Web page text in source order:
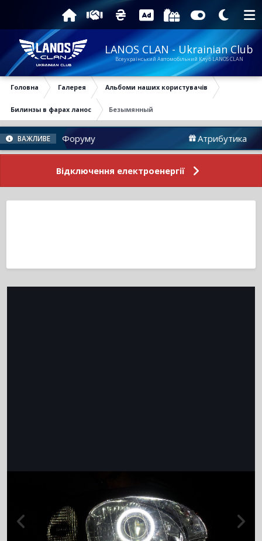
LANOS CLAN - Ukrainian Club
Всеукраїнський Автомобільний Клуб LANOS CLAN
Головна Галерея Альбоми наших користувачів
Билинзы в фарах ланос Безымянный
ВАЖЛИВЕ
Новини Форуму Атрибутика
Відключення електроенергії